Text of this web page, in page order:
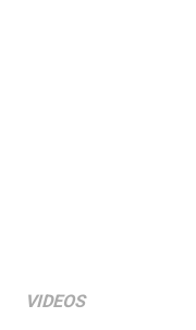
VIDEOS